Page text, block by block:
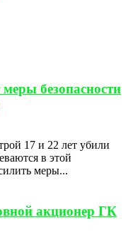
безопасности
17 и 22 лет убили
в этой
меры...
акционер ГК